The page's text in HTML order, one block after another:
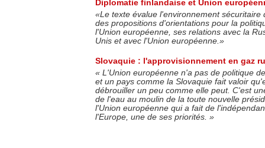
Diplomatie finlandaise et Union
«Le texte évalue l'environnement sécuritaire
des propositions d'orientations pour la
l'Union européenne, ses relations avec la
Unis et avec l'Union européenne.»
Slovaquie : l'approvisionnement en gaz
« L'Union européenne n'a pas de politique
et un pays comme la Slovaquie fait valoir
débrouiller un peu comme elle peut. C'est
de l'eau au moulin de la toute nouvelle
l'Union européenne qui a fait de
l'Europe, une de ses priorités. »